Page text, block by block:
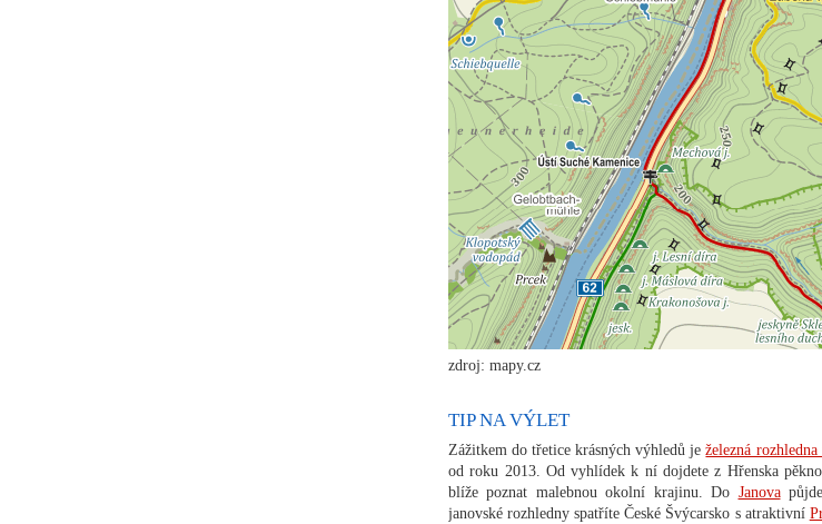
zdroj: mapy.cz
TIP NA VÝLET
Zážitkem do třetice krásných výhledů ježelezná
od roku 2013. Od vyhlídek k ní dojdete z Hřenska
blíže poznat malebnou okolní krajinu. Do Janova
janovské rozhledny spatříte České Švýcarsko s atraktivní